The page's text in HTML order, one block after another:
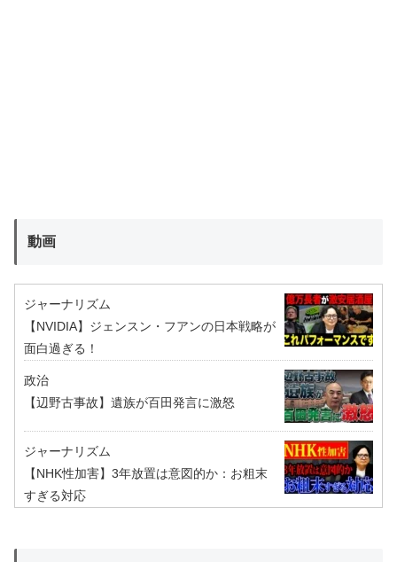
動画
ジャーナリズム
【NVIDIA】ジェンスン・フアンの日本戦略が
面白過ぎる！
政治
【辺野古事故】遺族が百田発言に激怒
ジャーナリズム
【NHK性加害】3年放置は意図的か：お粗末
すぎる対応